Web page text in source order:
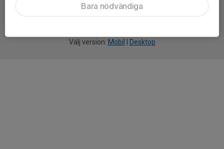
Välj version: Mobil Desktop
Bara nödvändiga